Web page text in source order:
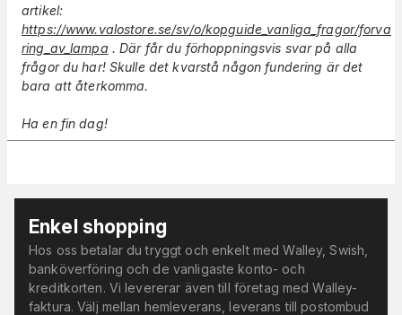
artikel:
https://www.valostore.se/sv/o/kopguide_vanliga_fragor/forva
ring_av_lampa . Där får du förhoppningsvis svar på alla
frågor du har! Skulle det kvarstå någon fundering är det
bara att återkomma.
Ha en fin dag!
Enkel shopping
Hos oss betalar du tryggt och enkelt med Walley, Swish,
banköverföring och de vanligaste konto- och
kreditkorten. Vi levererar även till företag med Walley-
faktura. Välj mellan hemleverans, leverans till postombud